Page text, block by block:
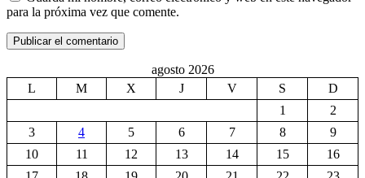
para la próxima vez que comente.
agosto 2026
L
M X J V S
D
1
2
3
4 5 6 7 8
9
10
11 12 13 14 15
16